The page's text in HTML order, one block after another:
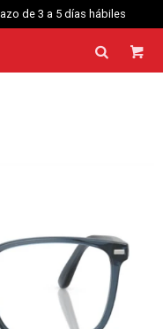
de 3 a 5 días hábiles